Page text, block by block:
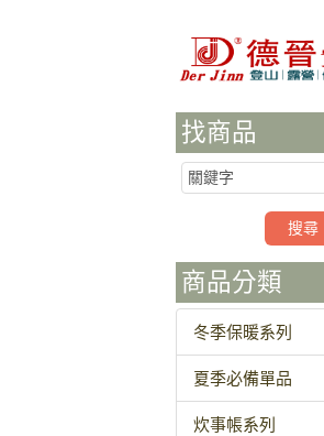
找商品
商品分類
冬季保暖系列
夏季必備單品
炊事帳系列